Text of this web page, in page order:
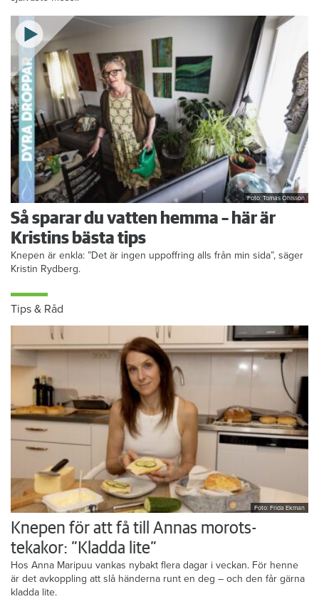
Foto: Tomas Ohlsson
Så sparar du vatten hemma – här är
Kristins bästa tips
Knepen är enkla: ”Det är ingen uppoffring alls från min sida”, säger
Kristin Rydberg.
Tips & Råd
Foto: Frida Ekman
Knepen för att få till Annas morots-
tekakor: ”Kladda lite”
Hos Anna Maripuu vankas nybakt flera dagar i veckan. För henne
är det avkoppling att slå händerna runt en deg – och den får gärna
kladda lite.